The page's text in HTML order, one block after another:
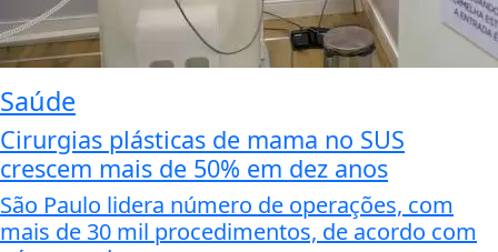
Saúde
Cirurgias plásticas de mama no SUS
crescem mais de 50% em dez anos
São Paulo lidera número de operações, com
mais de 30 mil procedimentos, de acordo com